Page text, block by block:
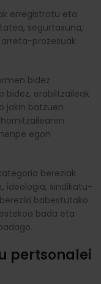
erregistratu eta
segurtasuna,
prozesuak
bidez
bidez, erabiltzaileak
jakin batzuen
egon
bereziak
ideologia, sindikatu-
babestutako
bada eta
pertsonalei